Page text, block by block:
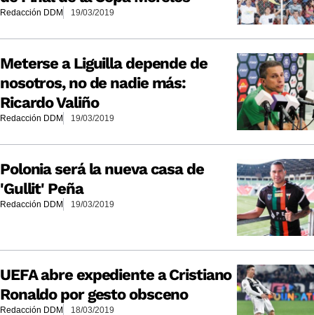
Redacción DDM 19/03/2019
Meterse a Liguilla depende de
nosotros, no de nadie más:
Ricardo Valiño
Redacción DDM 19/03/2019
Polonia será la nueva casa de
'Gullit' Peña
Redacción DDM 19/03/2019
UEFA abre expediente a Cristiano
Ronaldo por gesto obsceno
Redacción DDM 18/03/2019